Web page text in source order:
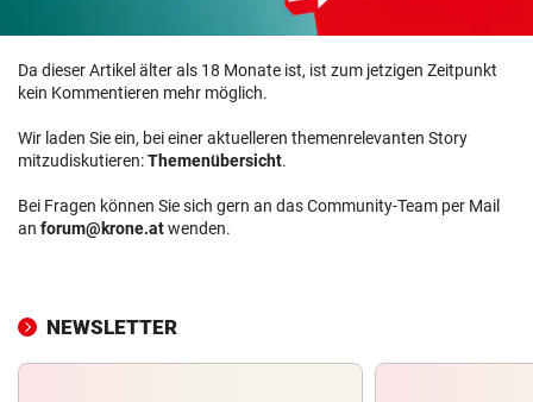
Da dieser Artikel älter als 18 Monate ist, ist zum jetzigen Zeitpunkt
kein Kommentieren mehr möglich.
Wir laden Sie ein, bei einer aktuelleren themenrelevanten Story
mitzudiskutieren:Themenübersicht.
Bei Fragen können Sie sich gern an das Community-Team per Mail
an forum@krone.atwenden.
NEWSLETTER